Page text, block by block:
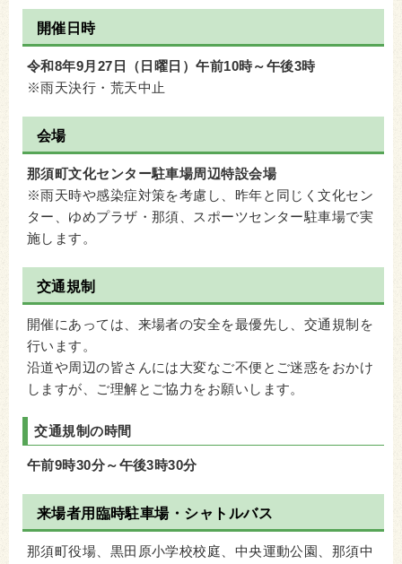
開催日時
令和8年9月27日（日曜日）午前10時～午後3時
※雨天決行・荒天中止
会場
那須町文化センター駐車場周辺特設会場
※雨天時や感染症対策を考慮し、昨年と同じく文化セン
ター、ゆめプラザ・那須、スポーツセンター駐車場で実
施します。
交通規制
開催にあっては、来場者の安全を最優先し、交通規制を
行います。
沿道や周辺の皆さんには大変なご不便とご迷惑をおかけ
しますが、ご理解とご協力をお願いします。
交通規制の時間
午前9時30分～午後3時30分
来場者用臨時駐車場・シャトルバス
那須町役場、黒田原小学校校庭、中央運動公園、那須中